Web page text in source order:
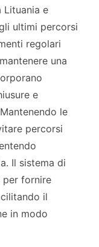
e
ultimi percorsi
regolari
una
e
le
percorsi
Il sistema di
per fornire
il
in modo